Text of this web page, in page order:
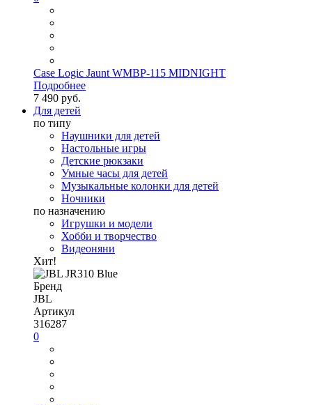
Case Logic Jaunt WMBP-115 MIDNIGHT
Подробнее
7 490 руб.
Для детей
по типу
Наушники для детей
Настольные игры
Детские рюкзаки
Умные часы для детей
Музыкальные колонки для детей
Ночники
по назначению
Игрушки и модели
Хобби и творчество
Видеоняни
Хит!
Бренд
JBL
Артикул
316287
0